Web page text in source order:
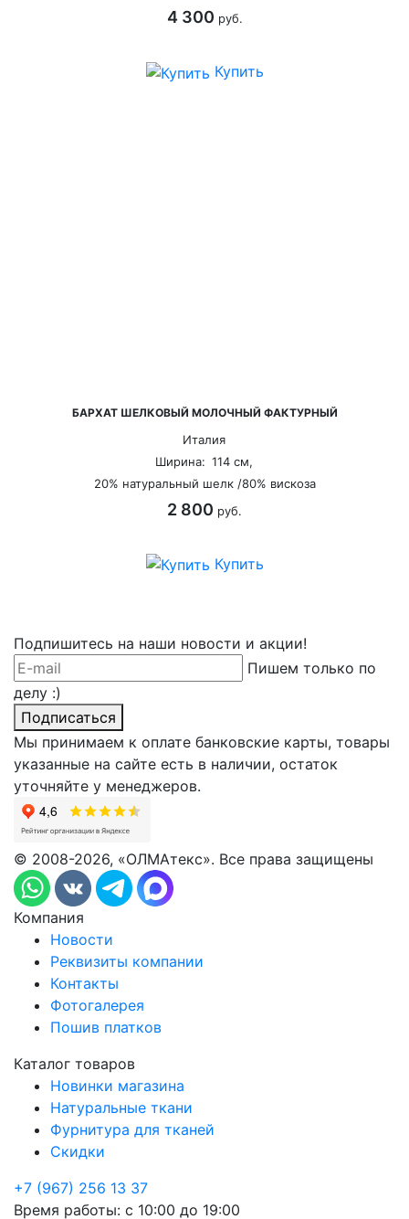
4 300руб.
Купить
БАРХАТ ШЕЛКОВЫЙ МОЛОЧНЫЙ ФАКТУРНЫЙ
Италия
Ширина: 114 см,
20% натуральный шелк /80% вискоза
2 800руб.
Купить
Подпишитесь на наши новости и акции!
Пишем только по
делу :)
Подписаться
Мы принимаем к оплате банковские карты, товары
указанные на сайте есть в наличии, остаток
уточняйте у менеджеров.
© 2008-2026, «ОЛМАтекс». Все права защищены
Компания
Новости
Реквизиты компании
Контакты
Фотогалерея
Пошив платков
Каталог товаров
Новинки магазина
Натуральные ткани
Фурнитура для тканей
Скидки
+7 (967) 256 13 37
Время работы: с 10:00 до 19:00